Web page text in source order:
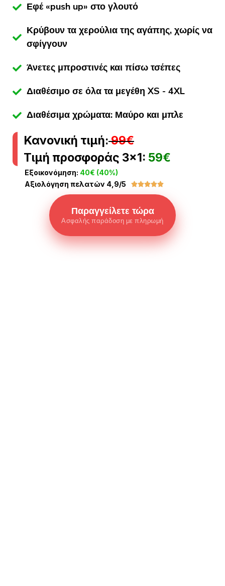
Εφέ «push up» στο γλουτό
Κρύβουν τα χερούλια της αγάπης, χωρίς να
σφίγγουν
Άνετες μπροστινές και πίσω τσέπες
Διαθέσιμο σε όλα τα μεγέθη XS - 4XL
Διαθέσιμα χρώματα: Μαύρο και μπλε
Κανονική τιμή:99€
Τιμή προσφοράς 3×1: 59€
Εξοικονόμηση: 40€ (40%)
Αξιολόγηση πελατών 4,9/5

Παραγγείλετε τώρα
Ασφαλής παράδοση με πληρωμή